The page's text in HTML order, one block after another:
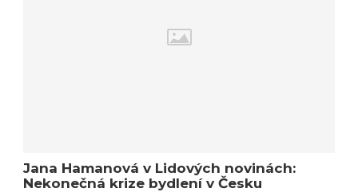
Jana Hamanová v Lidových novinách:
Nekonečná krize bydlení v Česku